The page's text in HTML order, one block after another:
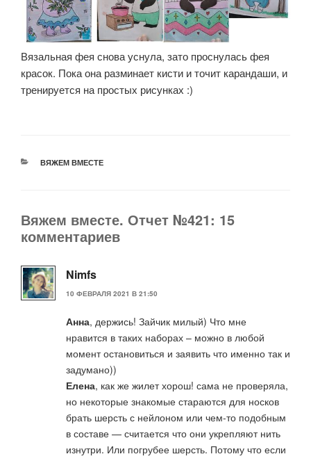
Вязальная фея снова уснула, зато проснулась фея
красок. Пока она разминает кисти и точит карандаши, и
тренируется на простых рисунках :)
РУБРИКИ
ВЯЖЕМ ВМЕСТЕ
Вяжем вместе. Отчет №421: 15
комментариев
Nimfs
10 ФЕВРАЛЯ 2021 В 21:50
Анна, держись! Зайчик милый) Что мне
нравится в таких наборах – можно в любой
момент остановиться и заявить что именно так и
задумано))
Елена, как же жилет хорош! сама не проверяла,
но некоторые знакомые стараются для носков
брать шерсть с нейлоном или чем-то подобным
в составе — считается что они укрепляют нить
изнутри. Или погрубее шерсть. Потому что если